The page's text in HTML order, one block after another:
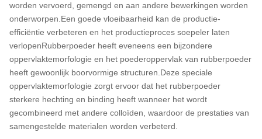
worden vervoerd, gemengd en aan andere bewerkingen worden
onderworpen.Een goede vloeibaarheid kan de productie-
efficiëntie verbeteren en het productieproces soepeler laten
verlopenRubberpoeder heeft eveneens een bijzondere
oppervlaktemorfologie en het poederoppervlak van rubberpoeder
heeft gewoonlijk boorvormige structuren.Deze speciale
oppervlaktemorfologie zorgt ervoor dat het rubberpoeder
sterkere hechting en binding heeft wanneer het wordt
gecombineerd met andere colloïden, waardoor de prestaties van
samengestelde materialen worden verbeterd.